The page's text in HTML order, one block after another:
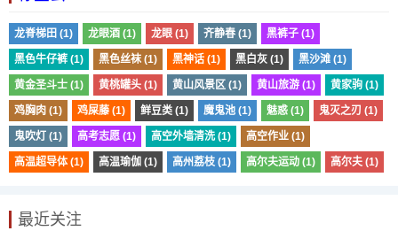
龙脊梯田 (1) 龙眼酒 (1) 龙眼 (1) 齐静春 (1) 黑裤子 (1)
黑色牛仔裤 (1) 黑色丝袜 (1) 黑神话 (1) 黑白灰 (1) 黑沙滩 (1)
黄金圣斗士 (1) 黄桃罐头 (1) 黄山风景区 (1) 黄山旅游 (1) 黄家驹 (1)
鸡胸肉 (1) 鸡屎藤 (1) 鲜豆类 (1) 魔鬼池 (1) 魅惑 (1) 鬼灭之刃 (1)
鬼吹灯 (1) 高考志愿 (1) 高空外墙清洗 (1) 高空作业 (1)
高温超导体 (1) 高温瑜伽 (1) 高州荔枝 (1) 高尔夫运动 (1) 高尔夫 (1)
最近关注